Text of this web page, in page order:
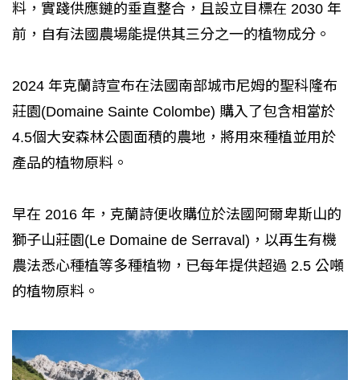
料，實踐供應鏈的垂直整合，且設立目標在 2030 年
前，自有法國農場能提供其三分之一的植物成分。
2024 年克蘭詩宣布在法國南部城市尼姆的聖科隆布
莊園(Domaine Sainte Colombe) 購入了包含相當於
4.5個大安森林公園面積的農地，將用來種植並用於
產品的植物原料。
早在 2016 年，克蘭詩便收購位於法國阿爾卑斯山的
獅子山莊園(Le Domaine de Serraval)，以再生有機
農法悉心種植等多種植物，已每年提供超過 2.5 公噸
的植物原料。